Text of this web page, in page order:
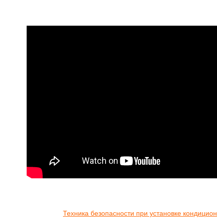
Техника безопасности при установке